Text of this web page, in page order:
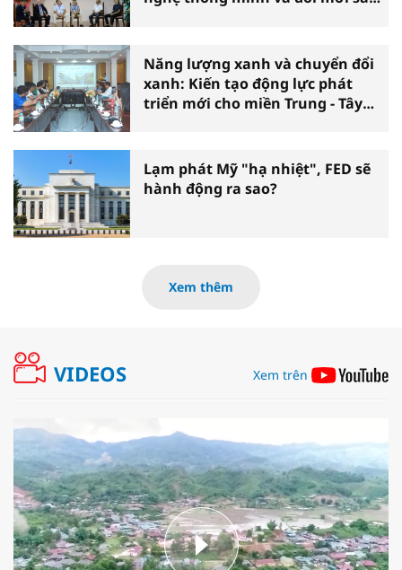
Năng lượng xanh và chuyển đổi
xanh: Kiến tạo động lực phát
triển mới cho miền Trung - Tây
Lạm phát Mỹ "hạ nhiệt", FED sẽ
hành động ra sao?
Xem thêm
VIDEOS Xem trên